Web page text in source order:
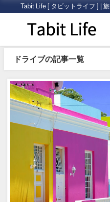
Tabit Life [ タビットライフ ] |
ドライブの記事一覧